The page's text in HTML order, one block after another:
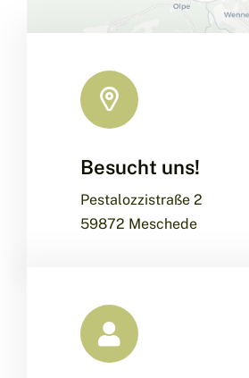
Leaflet |Map data ©OpenStreetMap
Besucht uns!
Pestalozzistraße 2
59872 Meschede